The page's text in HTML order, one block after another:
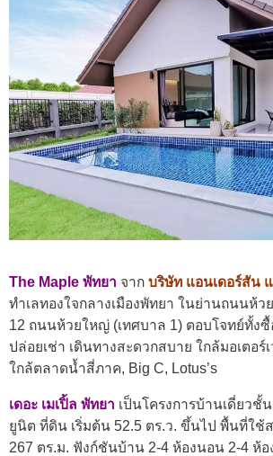
The Maple พัทยา จาก บริษัท แอนเดอร์สัน
ทำเลทองใจกลางเมืองพัทยา ในย่านถนนห้ว
12 ถนนห้วยใหญ่ (เทศบาล 1) ตอบโจทย์ทั้งซื้
ปล่อยเช่า เดินทางสะดวกสบาย ใกล้มอเตอ
ใกล้ตลาดน้ำสี่ภาค, Big C, Lotus’s
เดอะ เมเปิ้ล พัทยา เป็นโครงการบ้านเดี่ยวชั้
ยูนิต ที่ดิน เริ่มต้น 52.5 ตร.ว. ขึ้นไป พื้นที่ใช้
267 ตร.ม. ฟังก์ชันบ้าน 2-4 ห้องนอน 2-4 ห้อ